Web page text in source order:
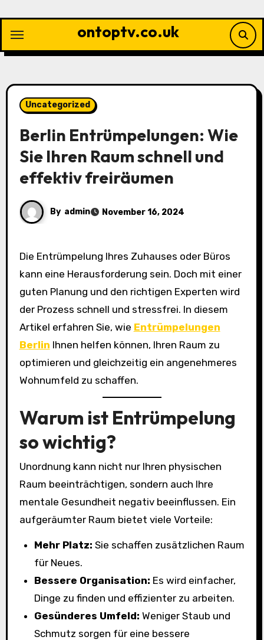
content
ontoptv.co.uk
Uncategorized
Berlin Entrümpelungen: Wie
Sie Ihren Raum schnell und
effektiv freiräumen
By admin November 16, 2024
Die Entrümpelung Ihres Zuhauses oder Büros
kann eine Herausforderung sein. Doch mit einer
guten Planung und den richtigen Experten wird
der Prozess schnell und stressfrei. In diesem
Artikel erfahren Sie, wie Entrümpelungen
Berlin Ihnen helfen können, Ihren Raum zu
optimieren und gleichzeitig ein angenehmeres
Wohnumfeld zu schaffen.
Warum ist Entrümpelung
so wichtig?
Unordnung kann nicht nur Ihren physischen
Raum beeinträchtigen, sondern auch Ihre
mentale Gesundheit negativ beeinflussen. Ein
aufgeräumter Raum bietet viele Vorteile:
Mehr Platz: Sie schaffen zusätzlichen Raum
für Neues.
Bessere Organisation: Es wird einfacher,
Dinge zu finden und effizienter zu arbeiten.
Gesünderes Umfeld: Weniger Staub und
Schmutz sorgen für eine bessere